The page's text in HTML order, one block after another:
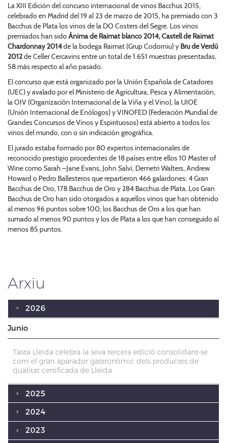
La XIII Edición del concurso internacional de vinos Bacchus 2015,
celebrado en Madrid del 19 al 23 de marzo de 2015, ha premiado con 3
Bacchus de Plata los vinos de la DO Costers del Segre. Los vinos
premiados han sidoÀnima de Raimat blanco 2014, Castell de Raimat
Chardonnay 2014de la bodega Raimat (Grup Codorniu) y Bru de Verdú
2012de Celler Cercavins entre un total de 1.651 muestras presentadas,
58 más respecto al año pasado.
El concurso que está organizado por la Unión Española de Catadores
(UEC) y avalado por el Ministerio de Agricultura, Pesca y Alimentación,
la OIV (Organización Internacional de la Viña y el Vino), la UIOE
(Unión Internacional de Enólogos) y VINOFED (Federación Mundial de
Grandes Concursos de Vinos y Espirituosos) está abierto a todos los
vinos del mundo, con o sin indicación geográfica.
El jurado estaba formado por 80 expertos internacionales de
reconocido prestigio procedentes de 18 países entre ellos 10 Master of
Wine como Sarah –Jane Evans, John Salvi, Demetri Walters, Andrew
Howard o Pedro Ballesteros que repartieron 466 galardones: 4 Gran
Bacchus de Oro, 178 Bacchus de Oro y 284 Bacchus de Plata. Los Gran
Bacchus de Oro han sido otorgados a aquellos vinos que han obtenido
al menos 96 puntos sobre 100; los Bacchus de Oro a los que han
sumado al menos 90 puntos y los de Plata a los que han conseguido al
menos 85 puntos.
Arxiu
2026
Junio
Tasta Lleida celebra la seva tercera edició consolidant-se
com el gran aparador gastronòmic dels productes de
qualitat certificada de Lleida
2025
2024
2023